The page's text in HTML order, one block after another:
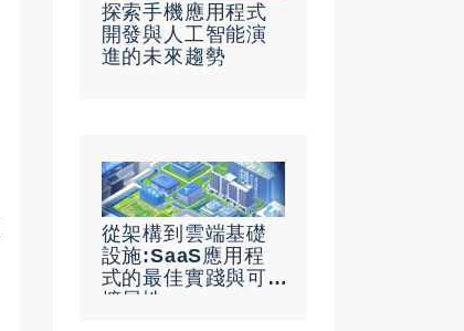
探索手機應用程式
開發與人工智能演
進的未來趨勢
從架構到雲端基礎
設施:SaaS應用程
式的最佳實踐與可
擴展性